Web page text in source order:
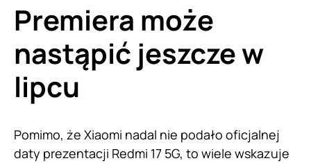
Premiera może
nastąpić jeszcze w
lipcu
Pomimo, że Xiaomi nadal nie podało oficjalnej
daty prezentacji Redmi 17 5G, to wiele wskazuje